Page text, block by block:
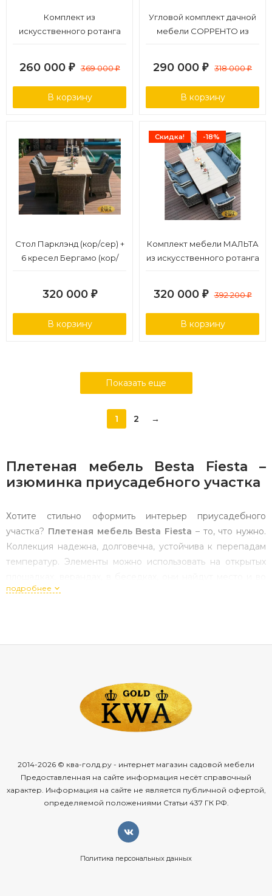
Комплект из
искусственного ротанга
260 000 ₽ 369 000₽
В корзину
Угловой комплект дачной
мебели СОРРЕНТО из
290 000 ₽ 318 000₽
В корзину
Стол Парклэнд (кор/сер) +
6 кресел Бергамо (кор/
320 000 ₽
В корзину
Скидка! -18%
Комплект мебели МАЛЬТА
из искусственного ротанга
320 000 ₽ 392 200₽
В корзину
Показать еще
1 2 →
Плетеная мебель Besta Fiesta –
изюминка приусадебного участка
Хотите стильно оформить интерьер приусадебного
участка? Плетеная мебель Besta Fiesta – то, что нужно.
Коллекция надежна, долговечна, устойчива к перепадам
температур. Элементы можно использовать на открытых
внутреннем интерьере жилища. Плетеную мебель часто
крепкие опоры из дерева или стали.
· Деревянной. Жесткость и устойчивость
, другим изделиям придают конструкции из этого
· Каркасной. Основа выполнена из стальных прутьев.
Плетенаямебель для дачиобладает рядом
подробнее
2014-2026 © ква-голд.ру - интернет магазин садовой мебели
Предоставленная на сайте информация несёт справочный
характер. Информация на сайте не является публичной офертой,
определяемой положениями Статьи 437 ГК РФ.
Политика персональных данных